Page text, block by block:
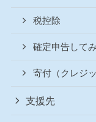
税控除
確定申告して
寄付（クレジ
支援先